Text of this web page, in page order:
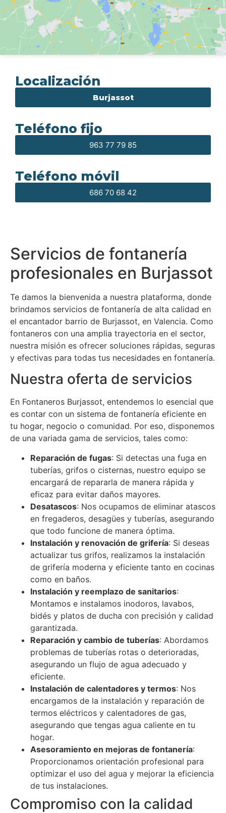
Localización
Burjassot
Teléfono fijo
963 77 79 85
Teléfono móvil
686 70 68 42
Servicios de fontanería
profesionales en Burjassot
Te damos la bienvenida a nuestra plataforma, donde
brindamos servicios de fontanería de alta calidad en
el encantador barrio de Burjassot, en Valencia. Como
fontaneros con una amplia trayectoria en el sector,
nuestra misión es ofrecer soluciones rápidas, seguras
y efectivas para todas tus necesidades en fontanería.
Nuestra oferta de servicios
En Fontaneros Burjassot, entendemos lo esencial que
es contar con un sistema de fontanería eficiente en
tu hogar, negocio o comunidad. Por eso, disponemos
de una variada gama de servicios, tales como:
Reparación de fugas: Si detectas una fuga en
tuberías, grifos o cisternas, nuestro equipo se
encargará de repararla de manera rápida y
eficaz para evitar daños mayores.
Desatascos: Nos ocupamos de eliminar atascos
en fregaderos, desagües y tuberías, asegurando
que todo funcione de manera óptima.
Instalación y renovación de grifería: Si deseas
actualizar tus grifos, realizamos la instalación
de grifería moderna y eficiente tanto en cocinas
como en baños.
Instalación y reemplazo de sanitarios:
Montamos e instalamos inodoros, lavabos,
bidés y platos de ducha con precisión y calidad
garantizada.
Reparación y cambio de tuberías: Abordamos
problemas de tuberías rotas o deterioradas,
asegurando un flujo de agua adecuado y
eficiente.
Instalación de calentadores y termos: Nos
encargamos de la instalación y reparación de
termos eléctricos y calentadores de gas,
asegurando que tengas agua caliente en tu
hogar.
Asesoramiento en mejoras de fontanería:
Proporcionamos orientación profesional para
optimizar el uso del agua y mejorar la eficiencia
de tus instalaciones.
Compromiso con la calidad